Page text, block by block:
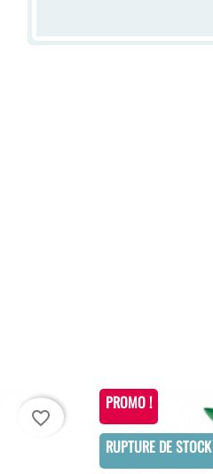
favorite_border
PROMO !
RUPTURE DE STOCK